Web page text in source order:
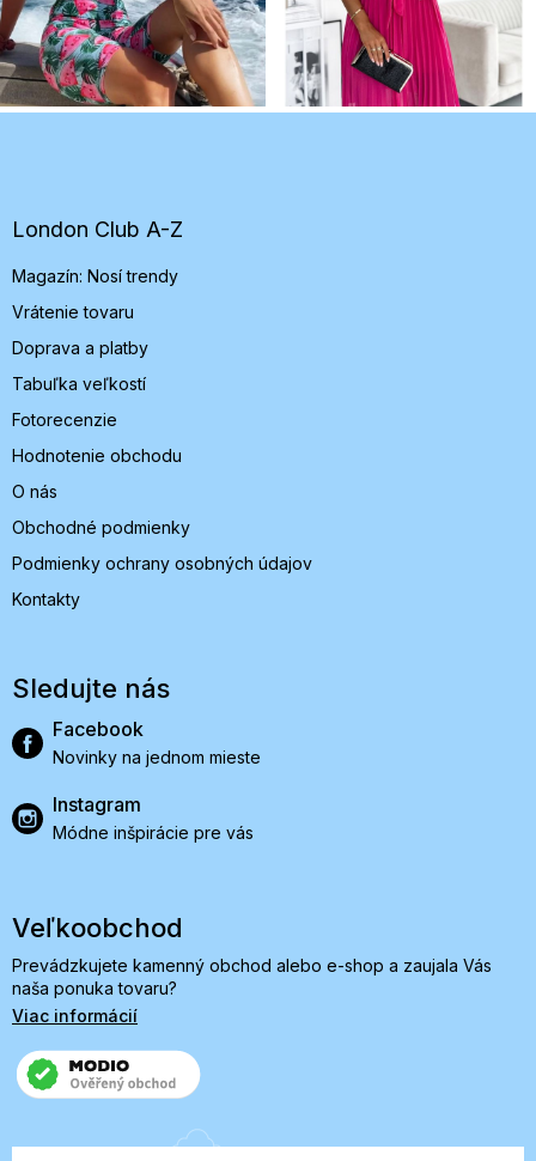
e
London Club A-Z
Magazín: Nosí trendy
Vrátenie tovaru
Doprava a platby
Tabuľka veľkostí
Fotorecenzie
Hodnotenie obchodu
O nás
Obchodné podmienky
Podmienky ochrany osobných údajov
Kontakty
Sledujte nás
Facebook
Novinky na jednom mieste
Instagram
Módne inšpirácie pre vás
Veľkoobchod
Prevádzkujete kamenný obchod alebo e-shop a zaujala Vás
naša ponuka tovaru?
Viac informácií